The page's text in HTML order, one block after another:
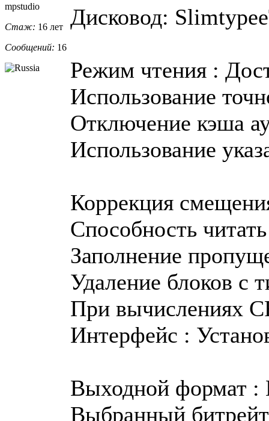
mpstudio
Стаж: 16 лет
Сообщений: 16
Дисковод:
Режим чтения :
Использование
Отключение кэша
Использование
Коррекция
Способность
Заполнение
Удаление блоков с
При вычислениях
Интерфейс :
Выходной формат :
Выбранный